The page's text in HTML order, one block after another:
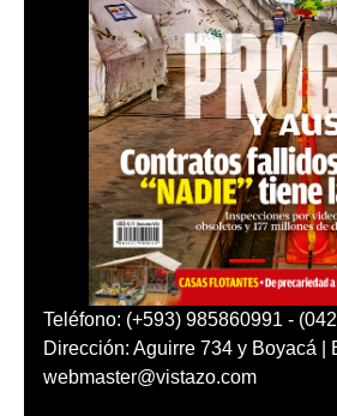
Teléfono: (+593) 985860991 -
Dirección: Aguirre 734 y Boyacá |
webmaster@vistazo.com